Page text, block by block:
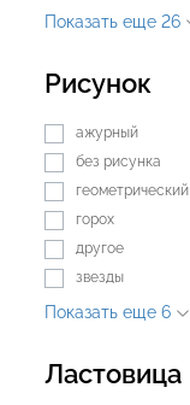
Показать еще 26
Рисунок
ажурный
без рисунка
геометрический
горох
другое
звезды
Показать еще 6
Ластовица